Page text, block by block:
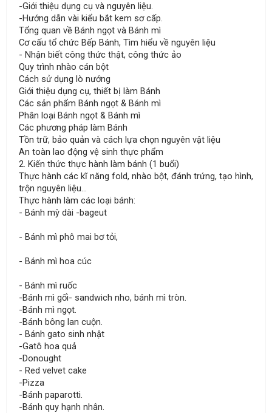
-Giới thiệu dụng cụ và nguyên liệu.
-Hướng dẫn vài kiểu bắt kem sơ cấp.
Tổng quan về Bánh ngọt và Bánh mì
Cơ cấu tổ chức Bếp Bánh, Tìm hiểu về nguyên liệu
- Nhận biết công thức thật, công thức ảo
Quy trình nhào cán bột
Cách sử dụng lò nướng
Giới thiệu dụng cụ, thiết bị làm Bánh
Các sản phẩm Bánh ngọt & Bánh mì
Phân loại Bánh ngọt & Bánh mì
Các phương pháp làm Bánh
Tồn trữ, bảo quản và cách lựa chọn nguyên vật liệu
An toàn lao động vệ sinh thực phẩm
2. Kiến thức thực hành làm bánh (1 buổi)
Thực hành các kĩ năng fold, nhào bột, đánh trứng, tạo hình,
trộn nguyên liệu...
Thực hành làm các loại bánh:
- Bánh mỳ dài -bageut
- Bánh mì phô mai bơ tỏi,
- Bánh mì hoa cúc
- Bánh mì ruốc
-Bánh mì gối- sandwich nho, bánh mì tròn.
-Bánh mì ngọt.
-Bánh bông lan cuộn.
- Bánh gato sinh nhật
-Gatô hoa quả
-Donought
- Red velvet cake
-Pizza
-Bánh paparotti.
-Bánh quy hạnh nhân.